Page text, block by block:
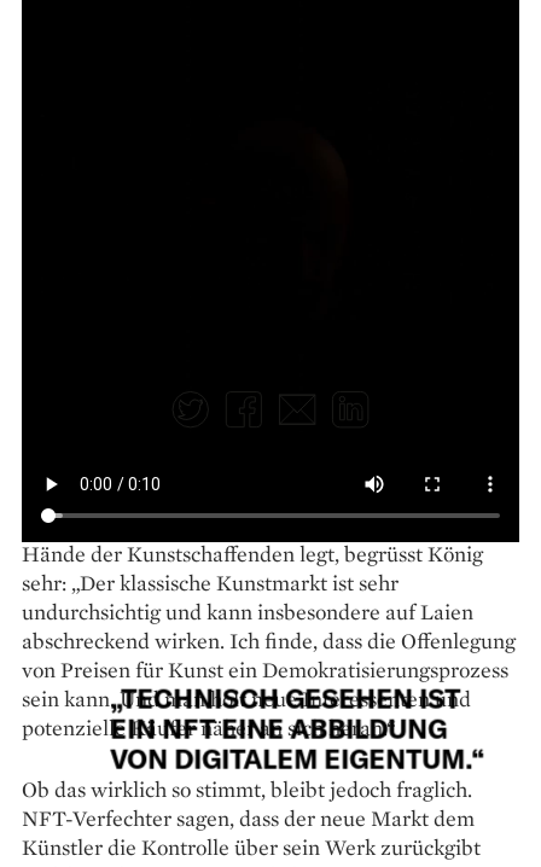
TwitterFacebook
E-mail
Die Transparenz des NFT-Markts und die
eigenständige Preispolitik, die mehr Macht in die
Hände der Kunstschaffenden legt, begrüsst König
sehr: „Der klassische Kunstmarkt ist sehr
undurchsichtig und kann insbesondere auf Laien
abschreckend wirken. Ich finde, dass die Offenlegung
von Preisen für Kunst ein Demokratisierungsprozess
sein kann. Und man holt neue Interessenten und
potenzielle Käufer näher an sich heran.“
Ob das wirklich so stimmt, bleibt jedoch fraglich.
NFT-Verfechter sagen, dass der neue Markt dem
Künstler die Kontrolle über sein Werk zurückgibt
„TECHNISCH GESEHEN IST
EIN NFT EINE ABBILDUNG
VON DIGITALEM EIGENTUM.“